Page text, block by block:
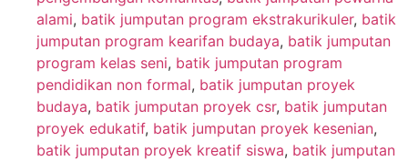
alami, batik jumputan program ekstrakurikuler, batik
jumputan program kearifan budaya, batik jumputan
program kelas seni, batik jumputan program
pendidikan non formal, batik jumputan proyek
budaya, batik jumputan proyek csr, batik jumputan
proyek edukatif, batik jumputan proyek kesenian,
batik jumputan proyek kreatif siswa, batik jumputan